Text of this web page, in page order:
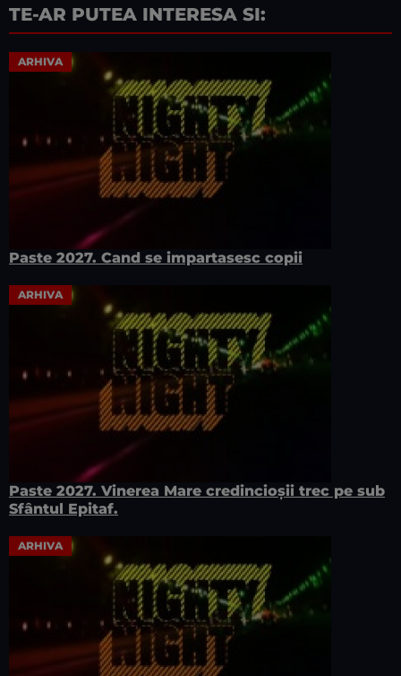
TE-AR PUTEA INTERESA SI:
ARHIVA
Paste 2027. Cand se impartasesc copii
ARHIVA
Paste 2027. Vinerea Mare credincioșii trec pe sub
Sfântul Epitaf.
ARHIVA